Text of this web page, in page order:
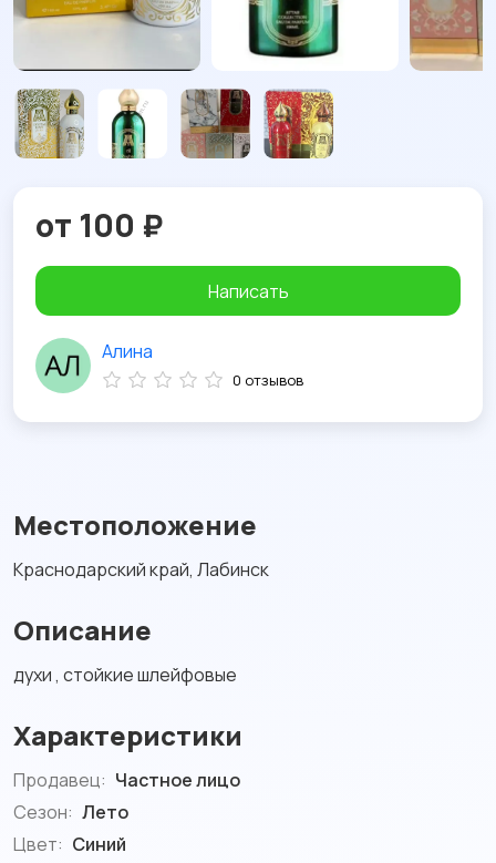
Местоположение
Краснодарский край, Лабинск
Описание
духи , стойкие шлейфовые
Характеристики
Продавец: Частное лицо
Сезон: Лето
Цвет: Синий
от 100 ₽
Написать
Алина
0 отзывов